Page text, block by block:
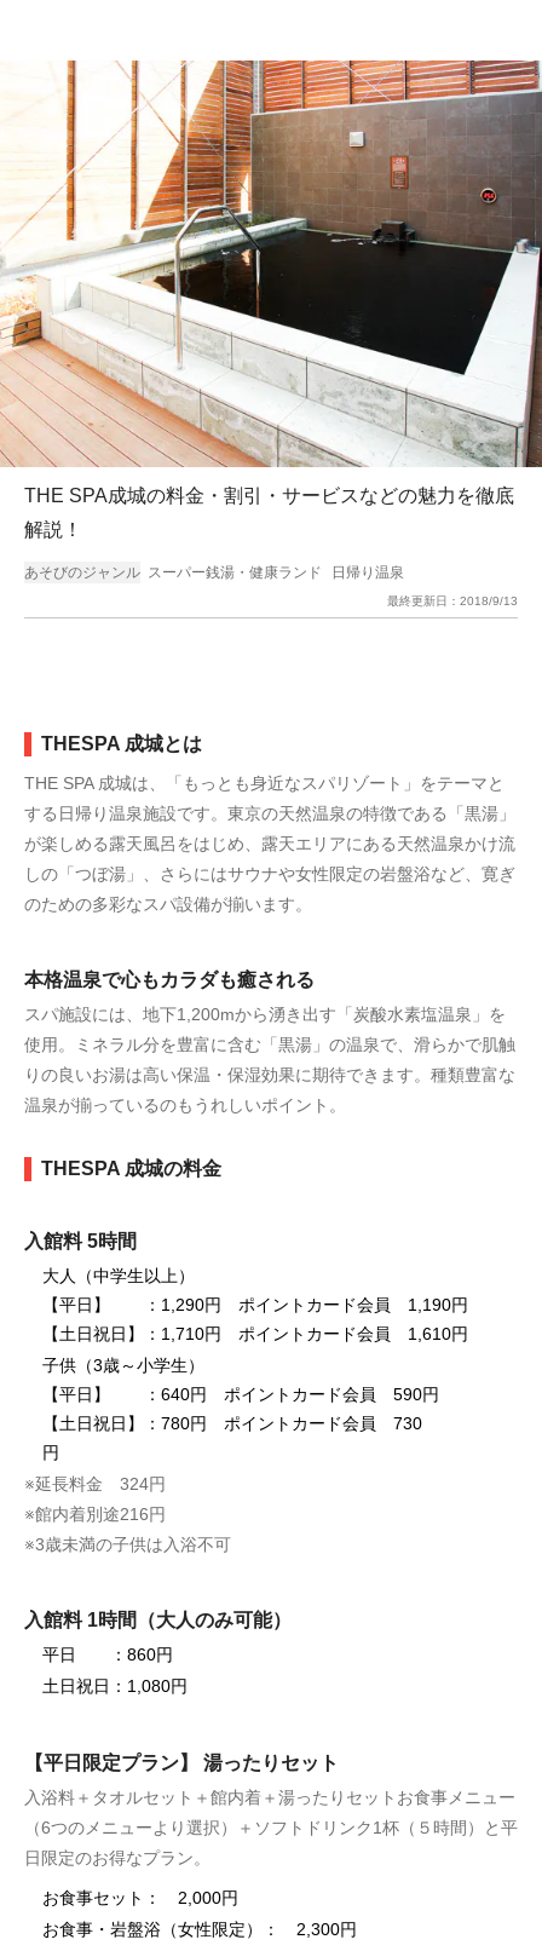
THE SPA成城の料金・割引・サービスなどの魅力を徹底
解説！
あそびのジャンル スーパー銭湯・健康ランド 日帰り温泉
最終更新日： 2018/9/13
THESPA 成城とは
THE SPA 成城は、「もっとも身近なスパリゾート」をテーマと
する日帰り温泉施設です。東京の天然温泉の特徴である「黒湯」
が楽しめる露天風呂をはじめ、露天エリアにある天然温泉かけ流
しの「つぼ湯」、さらにはサウナや女性限定の岩盤浴など、寛ぎ
のための多彩なスパ設備が揃います。
本格温泉で心もカラダも癒される
スパ施設には、地下1,200mから湧き出す「炭酸水素塩温泉」を
使用。ミネラル分を豊富に含む「黒湯」の温泉で、滑らかで肌触
りの良いお湯は高い保温・保湿効果に期待できます。種類豊富な
温泉が揃っているのもうれしいポイント。
THESPA 成城の料金
入館料 5時間
大人（中学生以上）
【平日】 ：1,290円 ポイントカード会員 1,190円
【土日祝日】：1,710円 ポイントカード会員 1,610円
子供（3歳～小学生）
【平日】 ：640円 ポイントカード会員 590円
【土日祝日】：780円 ポイントカード会員 730
円
※延長料金 324円
※館内着別途216円
※3歳未満の子供は入浴不可
入館料 1時間（大人のみ可能）
平日 ：860円
土日祝日：1,080円
【平日限定プラン】 湯ったりセット
入浴料＋タオルセット＋館内着＋湯ったりセットお食事メニュー
（6つのメニューより選択）＋ソフトドリンク1杯（５時間）と平
日限定のお得なプラン。
お食事セット： 2,000円
お食事・岩盤浴（女性限定）： 2,300円